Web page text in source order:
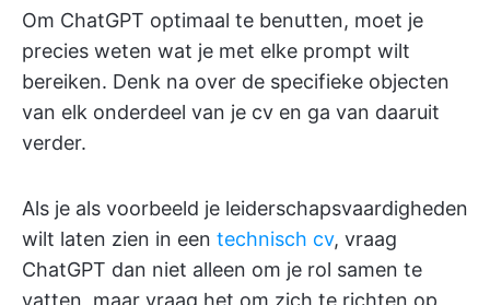
Om ChatGPT optimaal te benutten, moet je
precies weten wat je met elke prompt wilt
bereiken. Denk na over de specifieke objecten
van elk onderdeel van je cv en ga van daaruit
verder.
Als je als voorbeeld je leiderschapsvaardigheden
wilt laten zien in een technisch cv, vraag
ChatGPT dan niet alleen om je rol samen te
vatten, maar vraag het om zich te richten op